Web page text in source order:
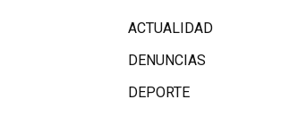
ACTUALIDAD
DENUNCIAS
DEPORTE